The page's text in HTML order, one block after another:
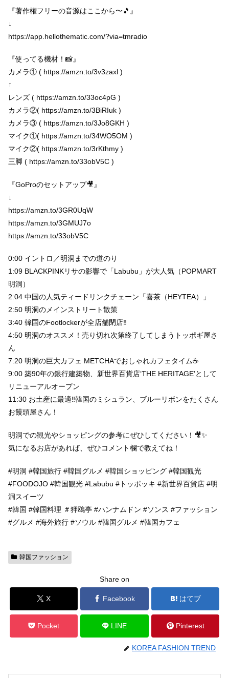
『著作権フリーの音源はここから〜🎵』
↓
https://app.hellothematic.com/?via=tmradio
『使ってる機材！📸』
カメラ① ( https://amzn.to/3v3zaxl )
↑
レンズ ( https://amzn.to/33oc4pG )
カメラ②( https://amzn.to/3BiRIuk )
カメラ③ ( https://amzn.to/3Jo8GKH )
マイク①( https://amzn.to/34WO5OM )
マイク②( https://amzn.to/3rKthmy )
三脚 ( https://amzn.to/33obV5C )
『GoProのセットアップ🎥』
↓
https://amzn.to/3GR0UqW
https://amzn.to/3GMUJ7o
https://amzn.to/33obV5C
0:00 イントロ／明洞までの道のり
1:09 BLACKPINKリサの影響で「Labubu」が大人気（POPMART
明洞）
2:04 中国の人気ティードリンクチェーン「喜茶（HEYTEA）」
2:50 明洞のメインストリート散策
3:40 韓国のFootlockerが全店舗閉店‼️
4:50 明洞のオススメ！売り切れ次第終了してしまうトッポギ屋さ
ん
7:20 明洞の巨大カフェ METCHAでおしゃれカフェタイム☕️
9:00 築90年の銀行建築物、新世界百貨店‘THE HERITAGE’として
リニューアルオープン
11:30 お土産に最適‼️韓国のミシュラン、ブルーリボンをたくさん
お饅頭屋さん！
明洞での観光やショッピングの参考にぜひしてください！🎥✨
気になるお店があれば、ぜひコメント欄で教えてね！
#明洞 #韓国旅行 #韓国グルメ #韓国ショッピング #韓国観光
#FOODOJO #韓国観光 #Labubu #トッポッキ #新世界百貨店 #明
洞スイーツ
#韓国 #韓国料理 ＃狎鴎亭 #ハンナムドン #ソンス #ファッション
#グルメ #海外旅行 #ソウル #韓国グルメ #韓国カフェ
韓国ファッション
Share on
X Facebook はてブ
Pocket LINE Pinterest
KOREA FASHION TREND